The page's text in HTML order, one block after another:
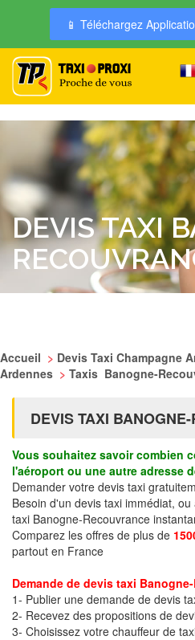
📱 Téléchargez
DEVIS TAXI
Accueil > Devis Taxi Champagne
Ardennes > Taxis Banogne-
DEVIS TAXI
Vous souhaitez savoir combien
l'aéroport ou une autre adresse
Demander votre devis taxi
Besoin d'un devis taxi immédiat,
taxi Banogne-Recouvrance
Comparez les offres de plus de
partout en France
Demande de devis taxi
1- Publier une demande de devis
2- Recevez des propositions de
3- Choisissez votre chauffeur de